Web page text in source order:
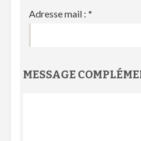
Adresse mail : *
MESSAGE